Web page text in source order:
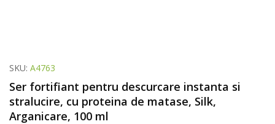
SKU: A4763
Ser fortifiant pentru descurcare instanta si
stralucire, cu proteina de matase, Silk,
Arganicare, 100 ml